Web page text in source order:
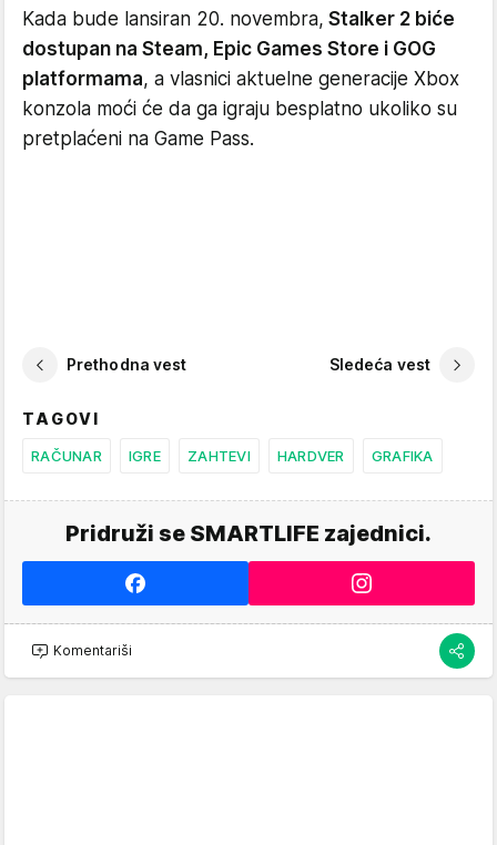
Kada bude lansiran 20. novembra, Stalker 2 biće
dostupan na Steam, Epic Games Store i GOG
platformama, a vlasnici aktuelne generacije Xbox
konzola moći će da ga igraju besplatno ukoliko su
pretplaćeni na Game Pass.
Prethodna vest Sledeća vest
TAGOVI
RAČUNAR IGRE ZAHTEVI HARDVER GRAFIKA
Pridruži se SMARTLIFE zajednici.
Komentariši